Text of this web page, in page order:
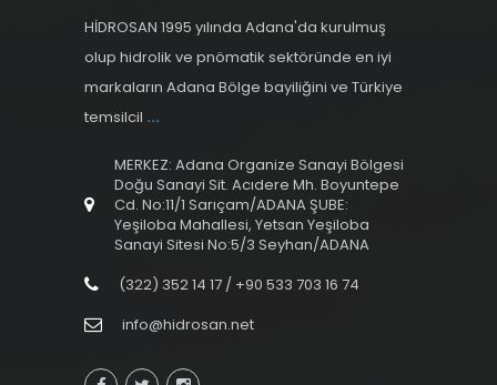
HİDROSAN 1995 yılında Adana'da kurulmuş
olup hidrolik ve pnömatik sektöründe en iyi
markaların Adana Bölge bayiliğini ve Türkiye
temsilcil ...
MERKEZ: Adana Organize Sanayi Bölgesi
Doğu Sanayi Sit. Acıdere Mh. Boyuntepe
Cd. No:11/1 Sarıçam/ADANA ŞUBE:
Yeşiloba Mahallesi, Yetsan Yeşiloba
Sanayi Sitesi No:5/3 Seyhan/ADANA
(322) 352 14 17 / +90 533 703 16 74
info@hidrosan.net